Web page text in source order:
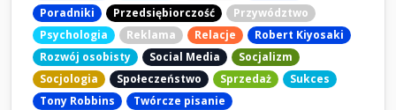
Poradniki
Przedsiębiorczość
Przywództwo
Psychologia
Reklama Relacje
Robert Kiyosaki
Rozwój osobisty
Social Media
Socjalizm
Socjologia
Społeczeństwo Sprzedaż
Sukces
Tony Robbins
Twórcze pisanie